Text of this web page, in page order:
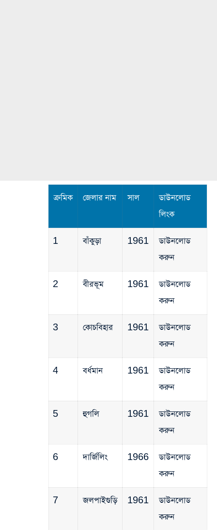
ক্রমিক জেলার নাম সাল
ডাউনলোড
লিংক
1 বাঁকুড়া 1961
ডাউনলোড
করুন
2 বীরভূম 1961
ডাউনলোড
করুন
3 কোচবিহার 1961
ডাউনলোড
করুন
4 বর্ধমান 1961
ডাউনলোড
করুন
5 হুগলি 1961
ডাউনলোড
করুন
6 দার্জিলিং 1966
ডাউনলোড
করুন
7 জলপাইগুড়ি 1961
ডাউনলোড
করুন